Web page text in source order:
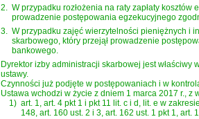
2. W przypadku rozłożenia na raty zapłaty
prowadzenie postępowania egzekucyjnego
3. W przypadku zajęć wierzytelności pieniężnych i
skarbowego, który przejął prowadzenie
bankowego.
Dyrektor izby administracji skarbowej jest
ustawy.
Czynności już podjęte w postępowaniach i w
Ustawa wchodzi w życie z dniem 1 marca 2017 r., z
1) art. 1, art. 4 pkt 1 i pkt 11 lit. c i d, lit. e w
148, art. 160 ust. 2 i 3, art. 162 ust. 1 pkt 1, art.